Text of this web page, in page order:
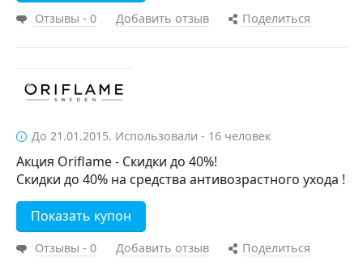
Отзывы - 0 Добавить отзыв Поделиться
До 21.01.2015. Использовали - 16 человек
Акция Oriflame - Скидки до 40%!
Скидки до 40% на средства антивозрастного ухода !
Показать купон
Отзывы - 0 Добавить отзыв Поделиться